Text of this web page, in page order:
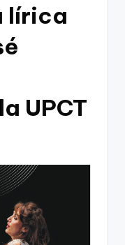
lírica
UPCT